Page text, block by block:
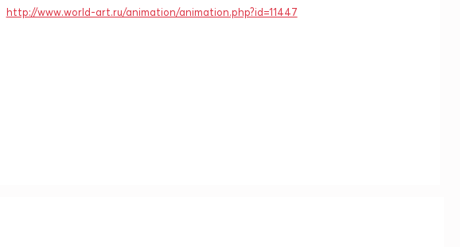
http://www.world-art.ru/animation/animation.php?id=11447